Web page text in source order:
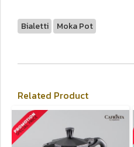
Bialetti Moka Pot
Related Product